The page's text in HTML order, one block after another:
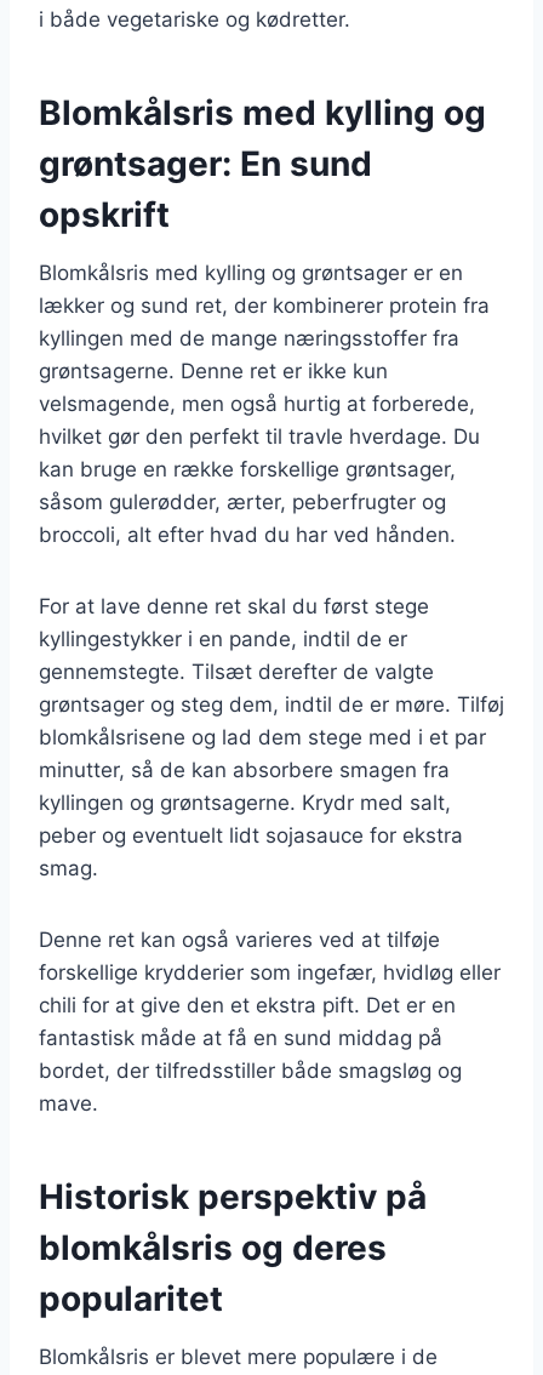
i både vegetariske og kødretter.
Blomkålsris med kylling og
grøntsager: En sund
opskrift
Blomkålsris med kylling og grøntsager er en
lækker og sund ret, der kombinerer protein fra
kyllingen med de mange næringsstoffer fra
grøntsagerne. Denne ret er ikke kun
velsmagende, men også hurtig at forberede,
hvilket gør den perfekt til travle hverdage. Du
kan bruge en række forskellige grøntsager,
såsom gulerødder, ærter, peberfrugter og
broccoli, alt efter hvad du har ved hånden.
For at lave denne ret skal du først stege
kyllingestykker i en pande, indtil de er
gennemstegte. Tilsæt derefter de valgte
grøntsager og steg dem, indtil de er møre. Tilføj
blomkålsrisene og lad dem stege med i et par
minutter, så de kan absorbere smagen fra
kyllingen og grøntsagerne. Krydr med salt,
peber og eventuelt lidt sojasauce for ekstra
smag.
Denne ret kan også varieres ved at tilføje
forskellige krydderier som ingefær, hvidløg eller
chili for at give den et ekstra pift. Det er en
fantastisk måde at få en sund middag på
bordet, der tilfredsstiller både smagsløg og
mave.
Historisk perspektiv på
blomkålsris og deres
popularitet
Blomkålsris er blevet mere populære i de